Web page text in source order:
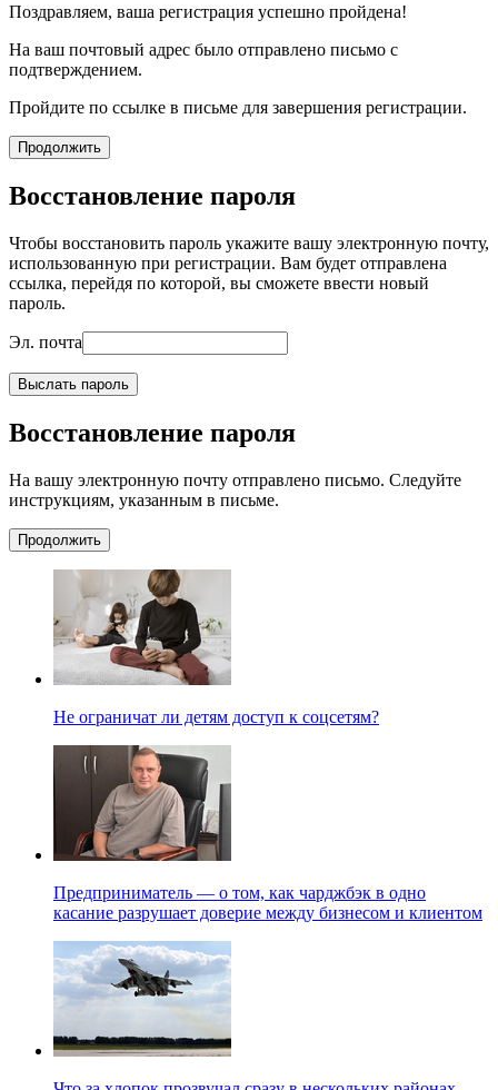
Поздравляем, ваша регистрация успешно пройдена!
На ваш почтовый адрес было отправлено письмо с
подтверждением.
Пройдите по ссылке в письме для завершения регистрации.
Продолжить
Восстановление пароля
Чтобы восстановить пароль укажите вашу электронную почту,
использованную при регистрации. Вам будет отправлена
ссылка, перейдя по которой, вы сможете ввести новый
пароль.
Эл. почта
Выслать пароль
Восстановление пароля
На вашу электронную почту отправлено письмо. Следуйте
инструкциям, указанным в письме.
Продолжить
Не ограничат ли детям доступ к соцсетям?
Предприниматель — о том, как чарджбэк в одно
касание разрушает доверие между бизнесом и клиентом